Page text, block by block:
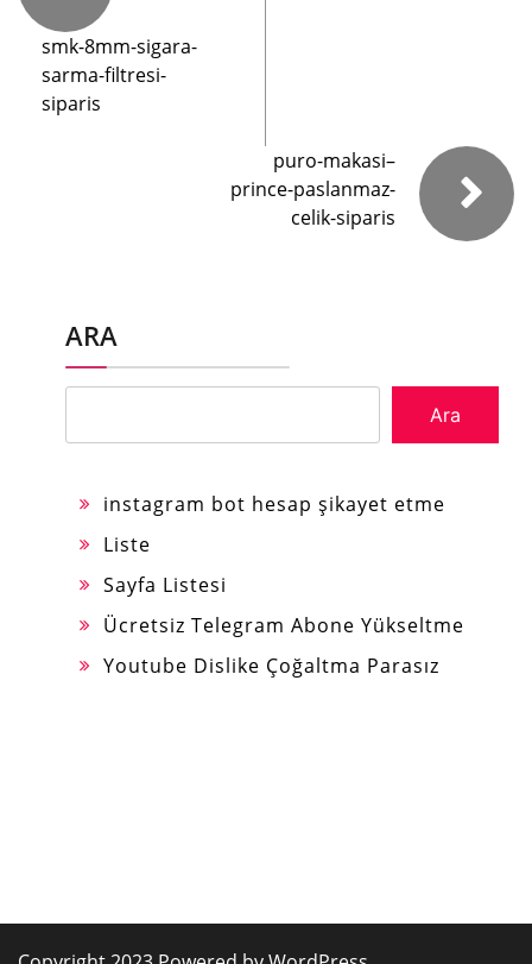
smk-8mm-sigara-
sarma-filtresi-
siparis
puro-makasi–
prince-paslanmaz-
celik-siparis
ARA
Ara
instagram bot hesap şikayet etme
Liste
Sayfa Listesi
Ücretsiz Telegram Abone Yükseltme
Youtube Dislike Çoğaltma Parasız